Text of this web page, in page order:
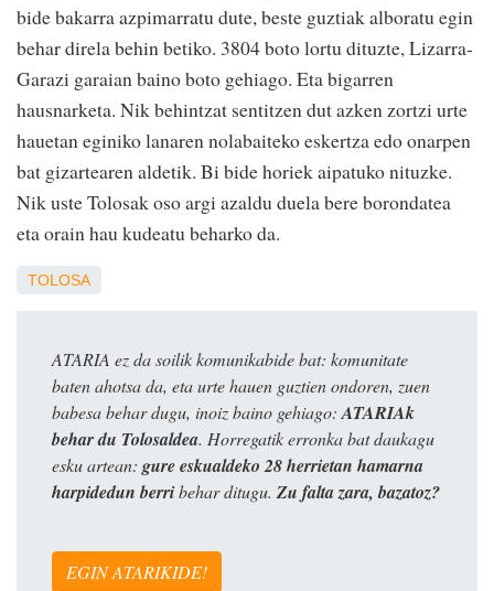
bide bakarra azpimarratu dute, beste guztiak alboratu egin
behar direla behin betiko. 3804 boto lortu dituzte, Lizarra-
Garazi garaian baino boto gehiago. Eta bigarren
hausnarketa. Nik behintzat sentitzen dut azken zortzi urte
hauetan eginiko lanaren nolabaiteko eskertza edo onarpen
bat gizartearen aldetik. Bi bide horiek aipatuko nituzke.
Nik uste Tolosak oso argi azaldu duela bere borondatea
eta orain hau kudeatu beharko da.
TOLOSA
ATARIA ez da soilik komunikabide bat: komunitate
baten ahotsa da, eta urte hauen guztien ondoren, zuen
babesa behar dugu, inoiz baino gehiago:ATARIAk
behar du Tolosaldea. Horregatik erronka bat daukagu
esku artean: gure eskualdeko 28 herrietan hamarna
harpidedun berribehar ditugu. Zu falta zara, bazatoz?
EGIN ATARIKIDE!